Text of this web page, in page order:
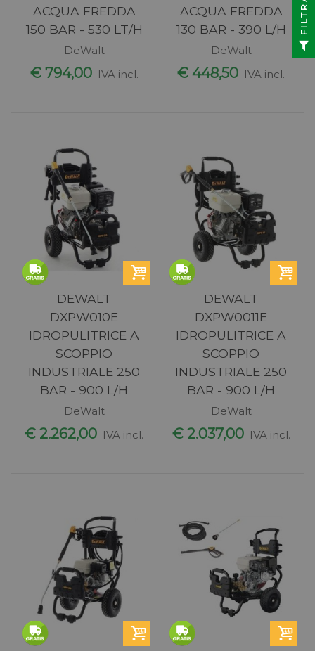
ACQUA FREDDA
150 BAR - 530 LT/H
DeWalt
€ 794,00 IVA incl.
ACQUA FREDDA
130 BAR - 390 L/H
DeWalt
€ 448,50 IVA incl.
DEWALT
DXPW010E
IDROPULITRICE A
SCOPPIO
INDUSTRIALE 250
BAR - 900 L/H
DeWalt
€ 2.262,00 IVA incl.
DEWALT
DXPW0011E
IDROPULITRICE A
SCOPPIO
INDUSTRIALE 250
BAR - 900 L/H
DeWalt
€ 2.037,00 IVA incl.
FILTRA